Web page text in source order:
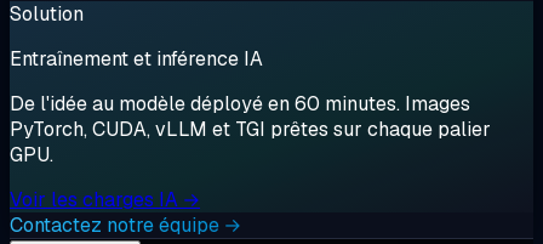
Solution
Entraînement et inférence IA
De l'idée au modèle déployé en 60 minutes. Images
PyTorch, CUDA, vLLM et TGI prêtes sur chaque palier
GPU.
Voir les charges IA →
Contactez notre équipe →